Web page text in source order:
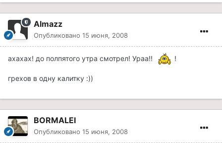
Almazz
Опубликовано 15 июня, 2008
ахахах! до полпятого утра смотрел! Ураа!! !
грехов в одну калитку :))
BORMALEI
Опубликовано 15 июня, 2008